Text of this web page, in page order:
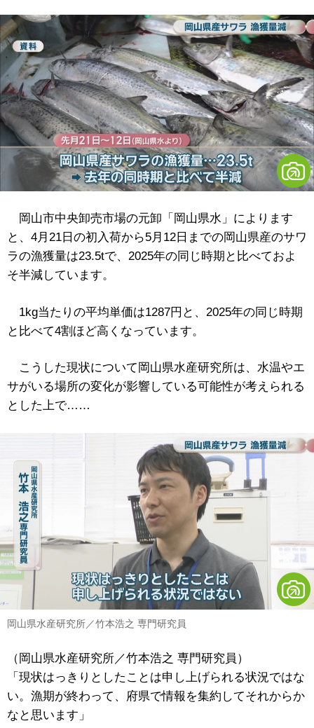
岡山市中央卸売市場の元卸「岡山県水」によります
と、4月21日の初入荷から5月12日までの岡山県産のサワ
ラの漁獲量は23.5tで、2025年の同じ時期と比べておよ
そ半減しています。
1kg当たりの平均単価は1287円と、2025年の同じ時期
と比べて4割ほど高くなっています。
こうした現状について岡山県水産研究所は、水温やエ
サがいる場所の変化が影響している可能性が考えられる
とした上で……
岡山県水産研究所／竹本浩之 専門研究員
（岡山県水産研究所／竹本浩之 専門研究員）
「現状はっきりとしたことは申し上げられる状況ではな
い。漁期が終わって、府県で情報を集約してそれからか
なと思います」